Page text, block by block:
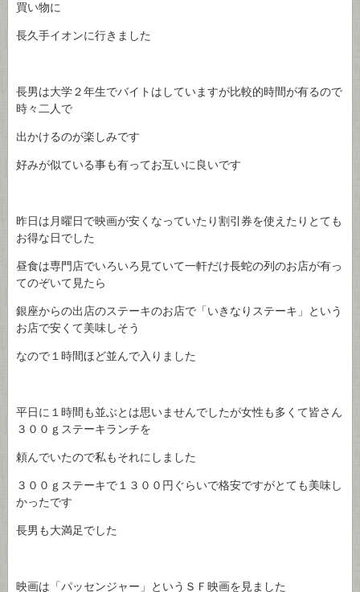
買い物に
長久手イオンに行きました
長男は大学２年生でバイトはしていますが比較的時間が有るので
時々二人で
出かけるのが楽しみです
好みが似ている事も有ってお互いに良いです
昨日は月曜日で映画が安くなっていたり割引券を使えたりとても
お得な日でした
昼食は専門店でいろいろ見ていて一軒だけ長蛇の列のお店が有っ
てのぞいて見たら
銀座からの出店のステーキのお店で「いきなりステーキ」という
お店で安くて美味しそう
なので１時間ほど並んで入りました
平日に１時間も並ぶとは思いませんでしたが女性も多くて皆さん
３００ｇステーキランチを
頼んでいたので私もそれにしました
３００ｇステーキで１３００円ぐらいで格安ですがとても美味し
かったです
長男も大満足でした
映画は「パッセンジャー」というＳＦ映画を見ました